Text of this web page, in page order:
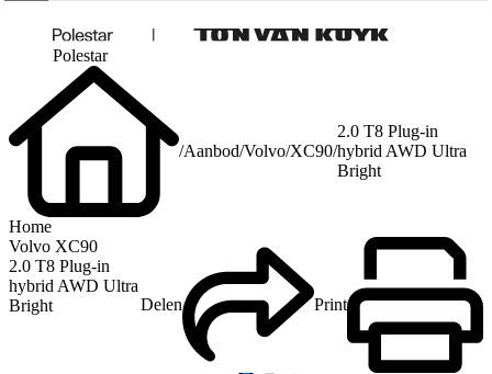
Polestar
Home
/Aanbod/Volvo/XC90/
2.0 T8 Plug-in
hybrid AWD Ultra
Bright
Volvo XC90
2.0 T8 Plug-in
hybrid AWD Ultra
Bright
Delen Print